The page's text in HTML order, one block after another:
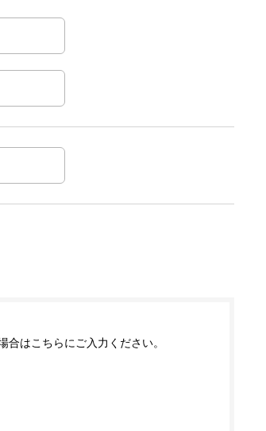
はこちらにご入力ください。